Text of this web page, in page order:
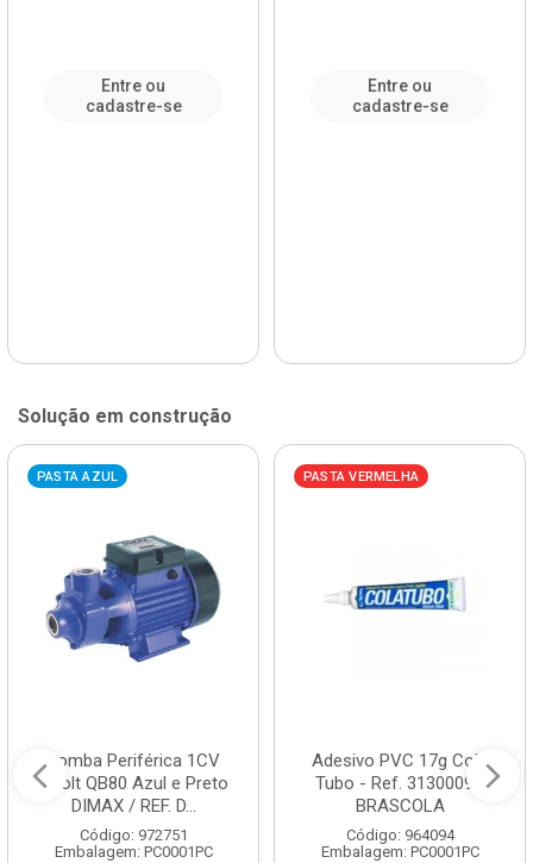
Entre ou
cadastre-se
Entre ou
cadastre-se
Solução em construção
PASTA AZUL
Bomba Periférica 1CV
Bivolt QB80 Azul e Preto
DIMAX / REF. D...
Código: 972751
Embalagem: PC0001PC
PASTA VERMELHA
Adesivo PVC 17g Cola
Tubo - Ref. 3130009 -
BRASCOLA
Código: 964094
Embalagem: PC0001PC